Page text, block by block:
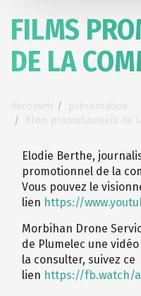
FILMS
DE LA
découvrir
présentation
films promotionnels de
Elodie Berthe,
promotionnel de la
Vous pouvez le
lien https://
Morbihan Drone
de Plumelec une
la consulter, suivez ce
lien https://fb.watch/